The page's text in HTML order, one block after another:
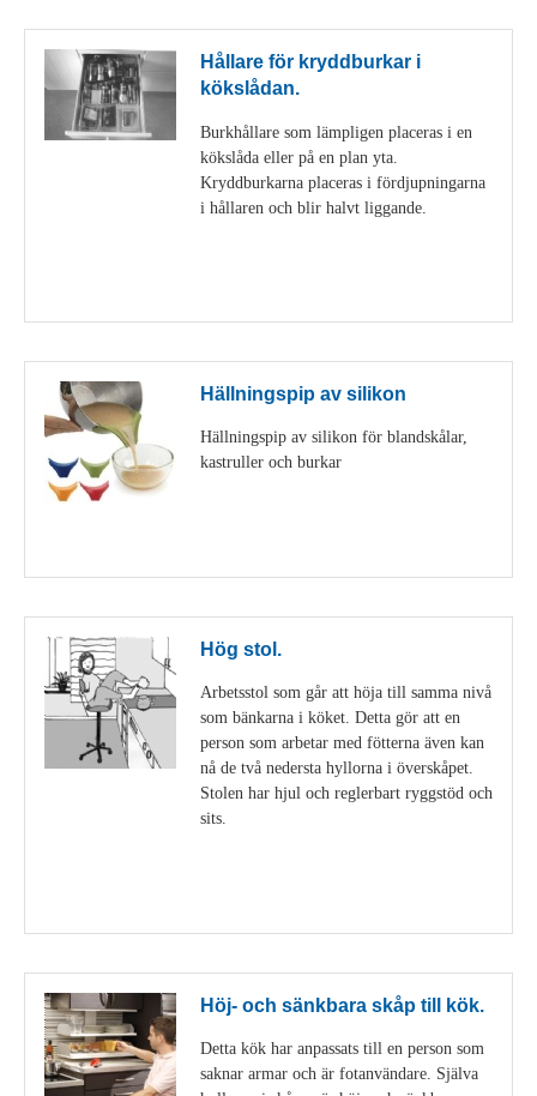
Hållare för kryddburkar i
kökslådan.
Burkhållare som lämpligen placeras i en
kökslåda eller på en plan yta.
Kryddburkarna placeras i fördjupningarna
i hållaren och blir halvt liggande.
Hällningspip av silikon
Hällningspip av silikon för blandskålar,
kastruller och burkar
Hög stol.
Arbetsstol som går att höja till samma nivå
som bänkarna i köket. Detta gör att en
person som arbetar med fötterna även kan
nå de två nedersta hyllorna i överskåpet.
Stolen har hjul och reglerbart ryggstöd och
sits.
Höj- och sänkbara skåp till kök.
Detta kök har anpassats till en person som
saknar armar och är fotanvändare. Själva